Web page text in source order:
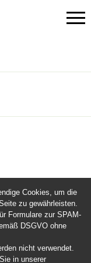
Cookies, um die
zu gewährleisten.
Formulare zur SPAM-
DSGVO ohne
nicht verwendet.
in unserer